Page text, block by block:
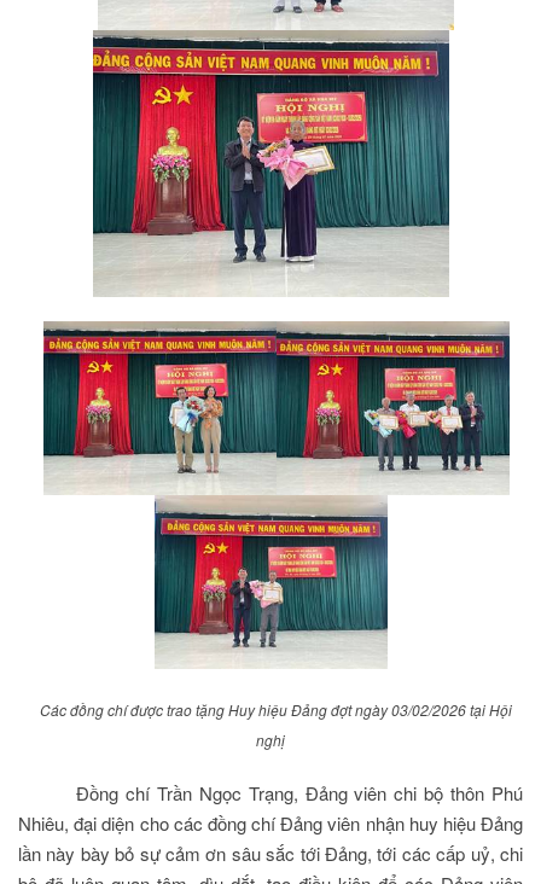
Các đồng chí được trao tặng Huy hiệu Đảng đợt ngày 03/02/2026 tại Hội
nghị
Đồng chí Trần Ngọc Trạng, Đảng viên chi bộ thôn Phú
Nhiêu, đại diện cho các đồng chí Đảng viên nhận huy hiệu Đảng
lần này bày bỏ sự cảm ơn sâu sắc tới Đảng, tới các cấp uỷ, chi